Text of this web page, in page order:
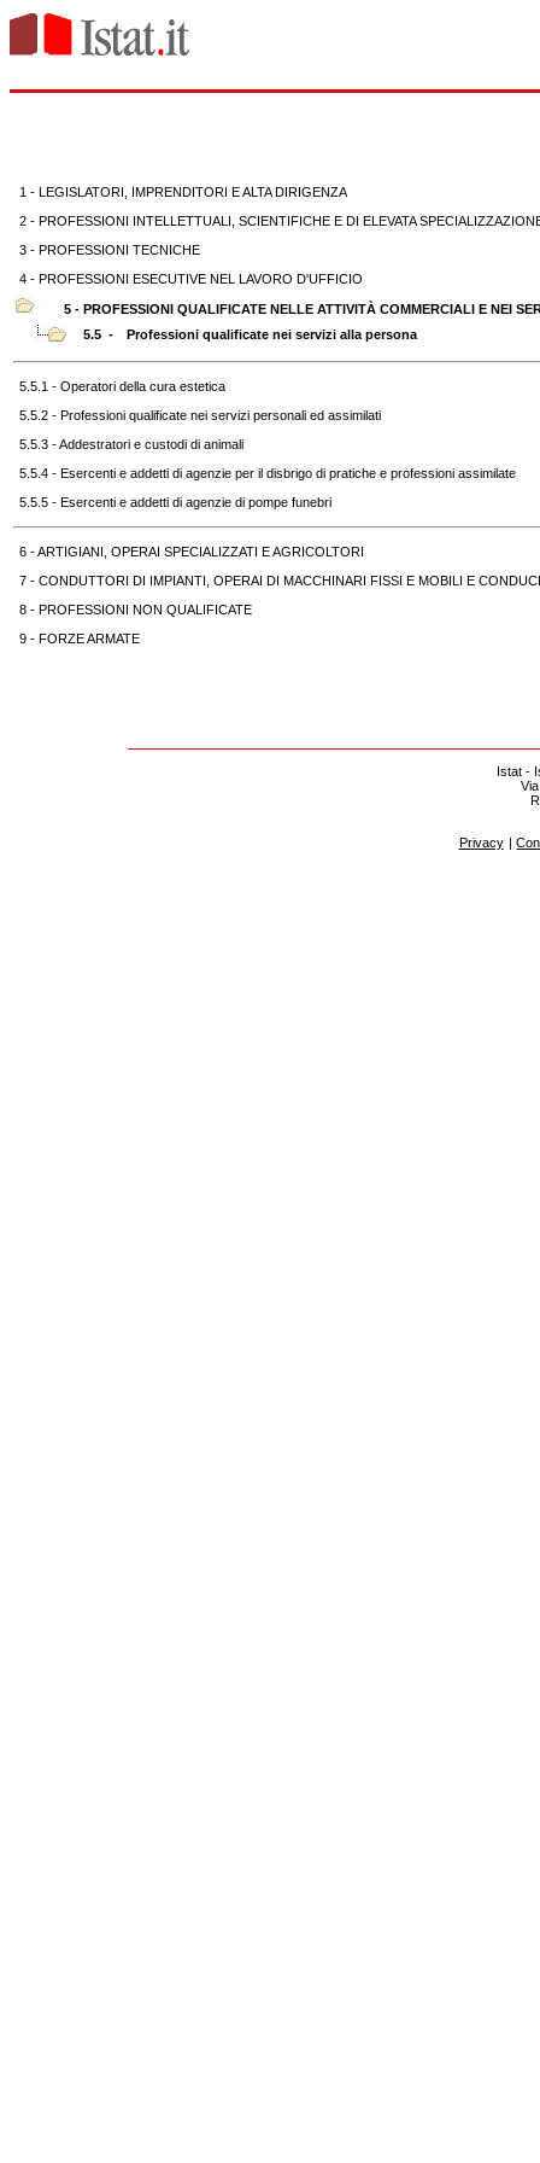
1 - LEGISLATORI, IMPRENDITORI E ALTA DIRIGENZA
2 - PROFESSIONI INTELLETTUALI, SCIENTIFICHE E DI ELEVATA
3 - PROFESSIONI TECNICHE
4 - PROFESSIONI ESECUTIVE NEL LAVORO D'UFFICIO
5 - PROFESSIONI QUALIFICATE NELLE ATTIVITÀ COMMERCIALI E NEI
5.5 -
Professioni qualificate nei servizi alla persona
5.5.1 - Operatori della cura estetica
5.5.2 - Professioni qualificate nei servizi personali ed assimilati
5.5.3 - Addestratori e custodi di animali
5.5.4 - Esercenti e addetti di agenzie per il disbrigo di pratiche e professioni assimilate
5.5.5 - Esercenti e addetti di agenzie di pompe funebri
6 - ARTIGIANI, OPERAI SPECIALIZZATI E AGRICOLTORI
7 - CONDUTTORI DI IMPIANTI, OPERAI DI MACCHINARI FISSI E MOBILI E
8 - PROFESSIONI NON QUALIFICATE
9 - FORZE ARMATE
Istat -
Privacy |